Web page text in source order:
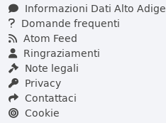
Informazioni Dati Alto Adige
Domande frequenti
Atom Feed
Ringraziamenti
Note legali
Privacy
Contattaci
Cookie